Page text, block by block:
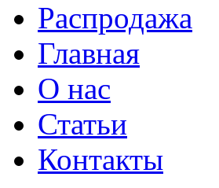
Распродажа
Главная
О нас
Статьи
Контакты